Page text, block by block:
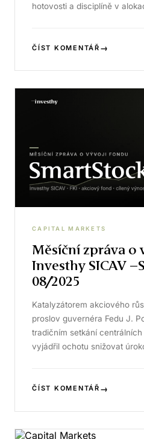
hotovosti a disciplíně v
ČÍST KOMENTÁŘ →
CAPITAL MARKETS
Měsíční zpráva o
Investhy SICAV
08/2025
Katalyzátorem akciového
proslov guvernéra Fedu J.
tradičním setkání
vyjádřil ochotu snižovat
ČÍST KOMENTÁŘ →